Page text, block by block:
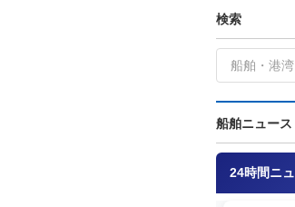
検索
船舶ニュー
24時間ニ